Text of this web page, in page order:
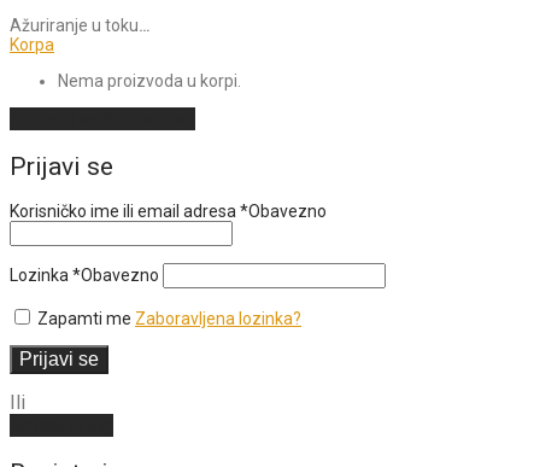
Ažuriranje u toku…
Korpa
Nema proizvoda u korpi.
Prijavi se
Korisničko ime ili email adresa *Obavezno
Lozinka *Obavezno
Zapamti me Zaboravljena lozinka?
Prijavi se
Ili